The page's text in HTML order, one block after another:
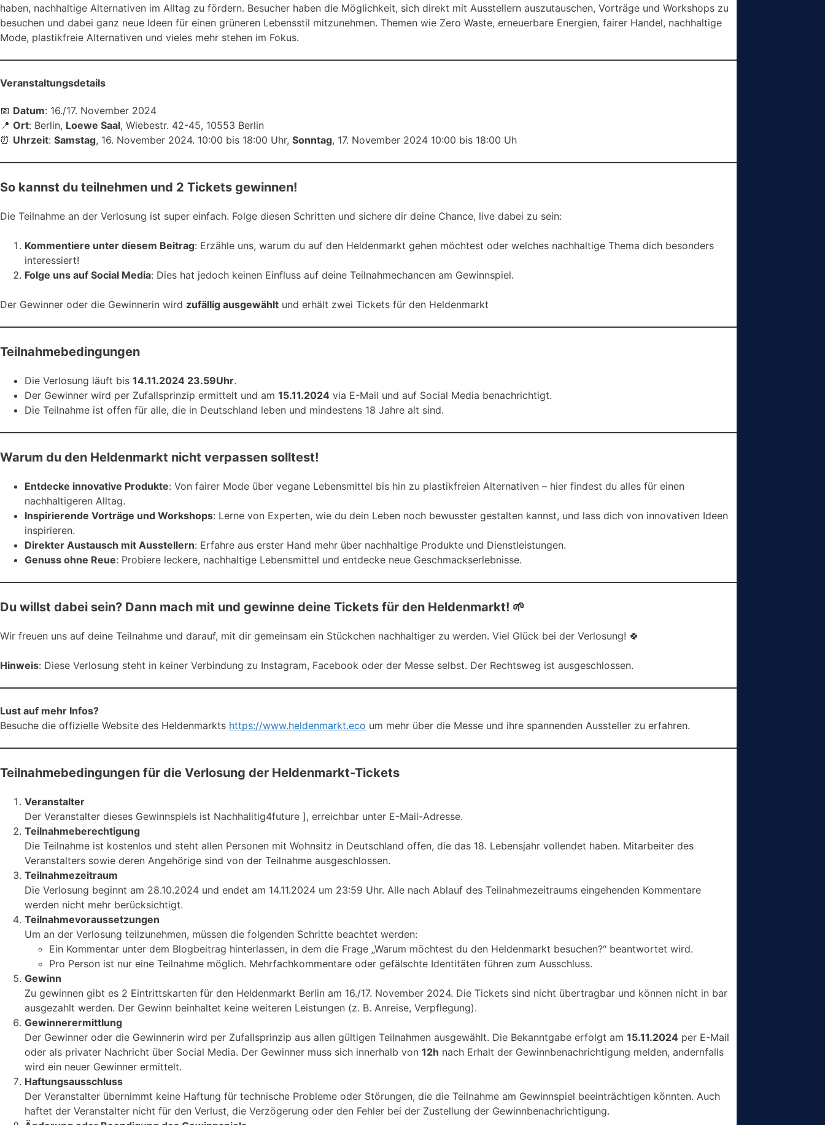
haben, nachhaltige Alternativen im Alltag zu fördern. Besucher haben die Möglichkeit, sich direkt mit Ausstellern auszutauschen, Vorträge und Workshops zu
besuchen und dabei ganz neue Ideen für einen grüneren Lebensstil mitzunehmen. Themen wie Zero Waste, erneuerbare Energien, fairer Handel, nachhaltige
Mode, plastikfreie Alternativen und vieles mehr stehen im Fokus.
Veranstaltungsdetails
📅 Datum: 16./17. November 2024
📍 Ort: Berlin, Loewe Saal, Wiebestr. 42-45, 10553 Berlin
⏰ Uhrzeit: Samstag, 16. November 2024. 10:00 bis 18:00 Uhr, Sonntag, 17. November 2024 10:00 bis 18:00 Uh
So kannst du teilnehmen und 2 Tickets gewinnen!
Die Teilnahme an der Verlosung ist super einfach. Folge diesen Schritten und sichere dir deine Chance, live dabei zu sein:
Kommentiere unter diesem Beitrag: Erzähle uns, warum du auf den Heldenmarkt gehen möchtest oder welches nachhaltige Thema dich besonders
interessiert!
Folge uns auf Social Media: Dies hat jedoch keinen Einfluss auf deine Teilnahmechancen am Gewinnspiel.
Der Gewinner oder die Gewinnerin wird zufällig ausgewählt und erhält zwei Tickets für den Heldenmarkt
Teilnahmebedingungen
Die Verlosung läuft bis 14.11.2024 23.59Uhr.
Der Gewinner wird per Zufallsprinzip ermittelt und am 15.11.2024 via E-Mail und auf Social Media benachrichtigt.
Die Teilnahme ist offen für alle, die in Deutschland leben und mindestens 18 Jahre alt sind.
Warum du den Heldenmarkt nicht verpassen solltest!
Entdecke innovative Produkte: Von fairer Mode über vegane Lebensmittel bis hin zu plastikfreien Alternativen – hier findest du alles für einen
nachhaltigeren Alltag.
Inspirierende Vorträge und Workshops: Lerne von Experten, wie du dein Leben noch bewusster gestalten kannst, und lass dich von innovativen Ideen
inspirieren.
Direkter Austausch mit Ausstellern: Erfahre aus erster Hand mehr über nachhaltige Produkte und Dienstleistungen.
Genuss ohne Reue: Probiere leckere, nachhaltige Lebensmittel und entdecke neue Geschmackserlebnisse.
Du willst dabei sein? Dann mach mit und gewinne deine Tickets für den Heldenmarkt! 🌱
Wir freuen uns auf deine Teilnahme und darauf, mit dir gemeinsam ein Stückchen nachhaltiger zu werden. Viel Glück bei der Verlosung! 🍀
Hinweis: Diese Verlosung steht in keiner Verbindung zu Instagram, Facebook oder der Messe selbst. Der Rechtsweg ist ausgeschlossen.
Lust auf mehr Infos?
Besuche die offizielle Website des Heldenmarkts https://www.heldenmarkt.eco um mehr über die Messe und ihre spannenden Aussteller zu erfahren.
Teilnahmebedingungen für die Verlosung der Heldenmarkt-Tickets
Veranstalter
Der Veranstalter dieses Gewinnspiels ist Nachhalitig4future ], erreichbar unter E-Mail-Adresse.
Teilnahmeberechtigung
Die Teilnahme ist kostenlos und steht allen Personen mit Wohnsitz in Deutschland offen, die das 18. Lebensjahr vollendet haben. Mitarbeiter des
Veranstalters sowie deren Angehörige sind von der Teilnahme ausgeschlossen.
Teilnahmezeitraum
Die Verlosung beginnt am 28.10.2024 und endet am 14.11.2024 um 23:59 Uhr. Alle nach Ablauf des Teilnahmezeitraums eingehenden Kommentare
werden nicht mehr berücksichtigt.
Teilnahmevoraussetzungen
Um an der Verlosung teilzunehmen, müssen die folgenden Schritte beachtet werden:
Ein Kommentar unter dem Blogbeitrag hinterlassen, in dem die Frage „Warum möchtest du den Heldenmarkt besuchen?“ beantwortet wird.
Pro Person ist nur eine Teilnahme möglich. Mehrfachkommentare oder gefälschte Identitäten führen zum Ausschluss.
Gewinn
Zu gewinnen gibt es 2 Eintrittskarten für den Heldenmarkt Berlin am 16./17. November 2024. Die Tickets sind nicht übertragbar und können nicht in bar
ausgezahlt werden. Der Gewinn beinhaltet keine weiteren Leistungen (z. B. Anreise, Verpflegung).
Gewinnerermittlung
Der Gewinner oder die Gewinnerin wird per Zufallsprinzip aus allen gültigen Teilnahmen ausgewählt. Die Bekanntgabe erfolgt am 15.11.2024 per E-Mail
oder als privater Nachricht über Social Media. Der Gewinner muss sich innerhalb von 12h nach Erhalt der Gewinnbenachrichtigung melden, andernfalls
wird ein neuer Gewinner ermittelt.
Haftungsausschluss
Der Veranstalter übernimmt keine Haftung für technische Probleme oder Störungen, die die Teilnahme am Gewinnspiel beeinträchtigen könnten. Auch
haftet der Veranstalter nicht für den Verlust, die Verzögerung oder den Fehler bei der Zustellung der Gewinnbenachrichtigung.